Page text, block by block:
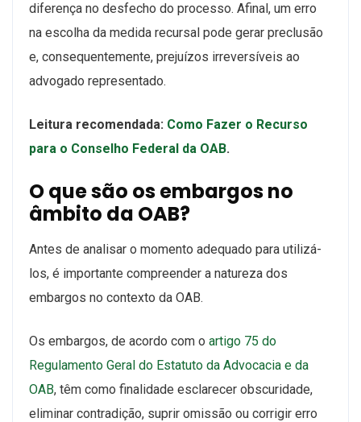
diferença no desfecho do processo. Afinal, um erro
na escolha da medida recursal pode gerar preclusão
e, consequentemente, prejuízos irreversíveis ao
advogado representado.
Leitura recomendada: Como Fazer o Recurso
para o Conselho Federal da OAB.
O que são os embargos no
âmbito da OAB?
Antes de analisar o momento adequado para utilizá-
los, é importante compreender a natureza dos
embargos no contexto da OAB.
Os embargos, de acordo com o artigo 75 do
Regulamento Geral do Estatuto da Advocacia e da
OAB, têm como finalidade esclarecer obscuridade,
eliminar contradição, suprir omissão ou corrigir erro